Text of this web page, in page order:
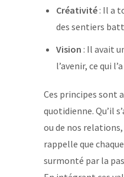
Créativité: Il a
des sentiers
Vision : Il avait
l’avenir, ce qui
Ces principes sont
quotidienne. Qu’il
ou de nos
rappelle que
surmonté par la